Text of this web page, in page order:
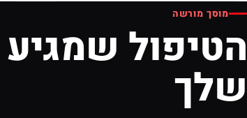
מוסך מורשה
הטיפול
שלך